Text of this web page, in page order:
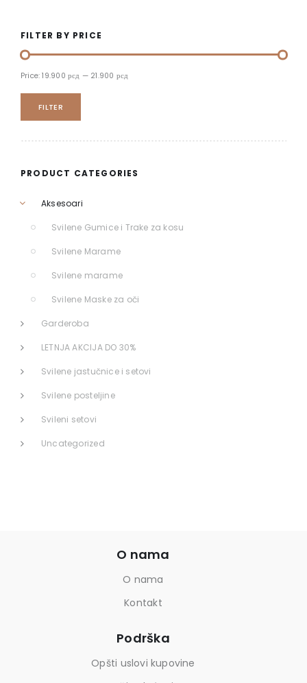
FILTER BY PRICE
FILTER
Price:19.900 рсд — 21.900 рсд
PRODUCT CATEGORIES
Aksesoari
Svilene Gumice i Trake za kosu
Svilene Marame
Svilene marame
Svilene Maske za oči
Garderoba
LETNJA AKCIJA DO 30%
Svilene jastučnice i setovi
Svilene posteljine
Svileni setovi
Uncategorized
O nama
O nama
Kontakt
Podrška
Opšti uslovi kupovine